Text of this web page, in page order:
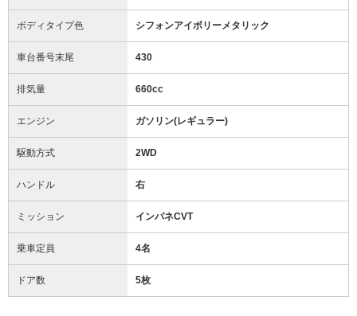
ボディタイプ色 シフォンアイボリーメタリック
車台番号末尾 430
排気量 660cc
エンジン ガソリン(レギュラー)
駆動方式 2WD
ハンドル 右
ミッション インパネCVT
乗車定員 4名
ドア数 5枚